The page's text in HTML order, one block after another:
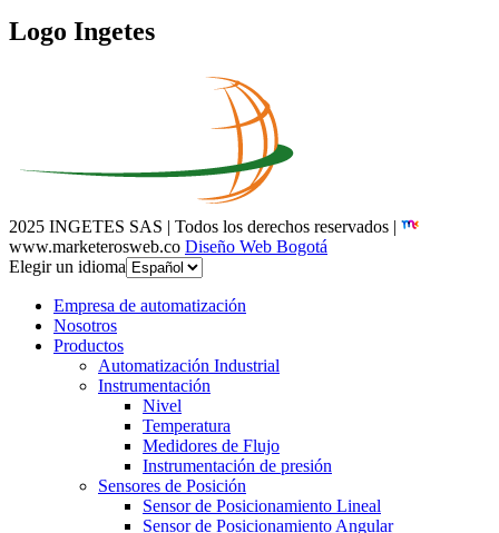
Logo Ingetes
2025 INGETES SAS | Todos los derechos reservados |
www.marketerosweb.co Diseño Web Bogotá
Elegir un idioma
Empresa de automatización
Nosotros
Productos
Automatización Industrial
Instrumentación
Nivel
Temperatura
Medidores de Flujo
Instrumentación de presión
Sensores de Posición
Sensor de Posicionamiento Lineal
Sensor de Posicionamiento Angular